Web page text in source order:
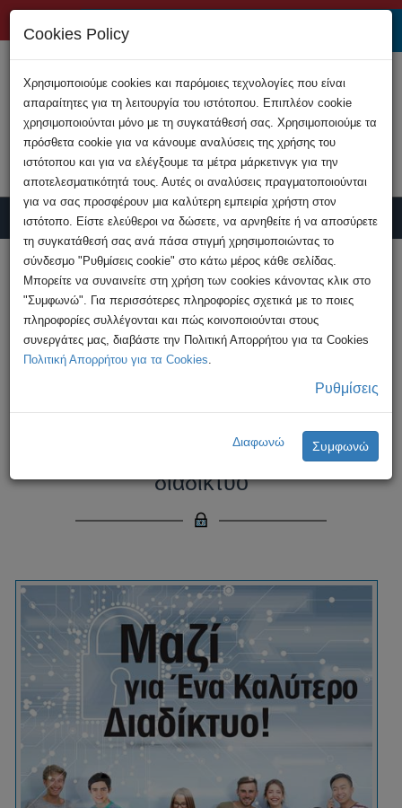
Υποβολή Καταγγελίας
HOME
Ανακοινώσεις
Ημέρα Ασφαλούς Διαδικτύου 2021: Μαζί για
ένα καλύτερο ...
Ημέρα Ασφαλούς Διαδικτύου
2021: Μαζί για ένα καλύτερο
διαδίκτυο
Cookies Policy
Χρησιμοποιούμε cookies και παρόμοιες τεχνολογίες που είναι
απαραίτητες για τη λειτουργία του ιστότοπου. Επιπλέον cookie
χρησιμοποιούνται μόνο με τη συγκατάθεσή σας. Χρησιμοποιούμε τα
πρόσθετα cookie για να κάνουμε αναλύσεις της χρήσης του
ιστότοπου και για να ελέγξουμε τα μέτρα μάρκετινγκ για την
αποτελεσματικότητά τους. Αυτές οι αναλύσεις πραγματοποιούνται
για να σας προσφέρουν μια καλύτερη εμπειρία χρήστη στον
ιστότοπο. Είστε ελεύθεροι να δώσετε, να αρνηθείτε ή να αποσύρετε
τη συγκατάθεσή σας ανά πάσα στιγμή χρησιμοποιώντας το
σύνδεσμο "Ρυθμίσεις cookie" στο κάτω μέρος κάθε σελίδας.
Μπορείτε να συναινείτε στη χρήση των cookies κάνοντας κλικ στο
"Συμφωνώ". Για περισσότερες πληροφορίες σχετικά με το ποιες
πληροφορίες συλλέγονται και πώς κοινοποιούνται στους
συνεργάτες μας, διαβάστε την Πολιτική Απορρήτου για τα Cookies
Πολιτική Απορρήτου για τα Cookies.
Ρυθμίσεις
Διαφωνώ Συμφωνώ